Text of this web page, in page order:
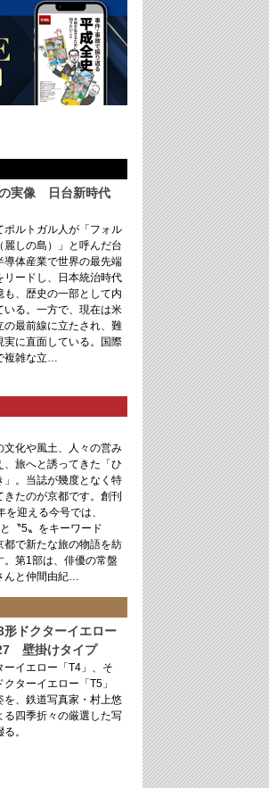
実像 日台新時代
ポルトガル人が「フォル
麗しの島）」と呼んだ台
導体産業で世界の最先端
リードし、日本統治時代
も、歴史の一部として内
いる。一方で、現在は米
の最前線に立たされ、難
実に直面している。国際
複雑な立…
文化や風土、人々の営み
、旅へと誘ってきた「ひ
」。当誌が幾度となく特
きたのが京都です。創刊
を迎える今号では、
と〝5〟をキーワード
都で新たな旅の物語を紡
。第1部は、俳優の常盤
んと仲間由紀…
ドクターイエロー
壁掛けタイプ
ーイエロー「T4」、そ
クターイエロー「T5」
を、鉄道写真家・村上悠
る四季折々の厳選した写
。